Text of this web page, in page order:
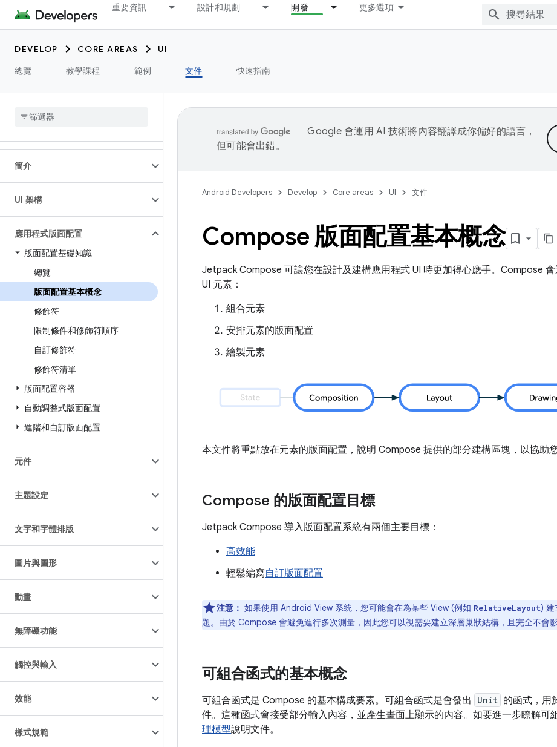
重要資訊 設計和規劃 開發 更多選項
DEVELOP CORE AREAS
UI
總覽
教學課程 範例 文件 快速指南
簡介
UI 架構
應用程式版面配置
版面配置基礎知識
總覽
版面配置基本概念
修飾符
限制條件和修飾符順序
自訂修飾符
修飾符清單
版面配置容器
自動調整式版面配置
進階和自訂版面配置
元件
主題設定
文字和字體排版
圖片與圖形
動畫
無障礙功能
觸控與輸入
效能
樣式規範
Google 會運用 AI 技術將內容翻譯成你偏好的語言，
但可能會出錯。
Android Developers Develop Core areas UI 文件
Compose 版面配置基本概念
Jetpack Compose 可讓您在設計及建構應用程式 UI 時更加得心應手。Compose
UI 元素：
組合元素
安排元素的版面配置
繪製元素
本文件將重點放在元素的版面配置，說明 Compose 提供的部分建構區塊，以協助
Compose 的版面配置目標
Jetpack Compose 導入版面配置系統有兩個主要目標：
高效能
輕鬆編寫自訂版面配置
注意： 如果使用 Android View 系統，您可能會在為某些 View (例如 RelativeLayout) 建
題。由於 Compose 會避免進行多次測量，因此您可以視需要建立深層巢狀結構，且完全不會影
可組合函式的基本概念
可組合函式是 Compose 的基本構成要素。可組合函式是會發出 Unit 的函式，用
件。這種函式會接受部分輸入內容，並產生畫面上顯示的內容。如要進一步瞭解可
理模型說明文件。